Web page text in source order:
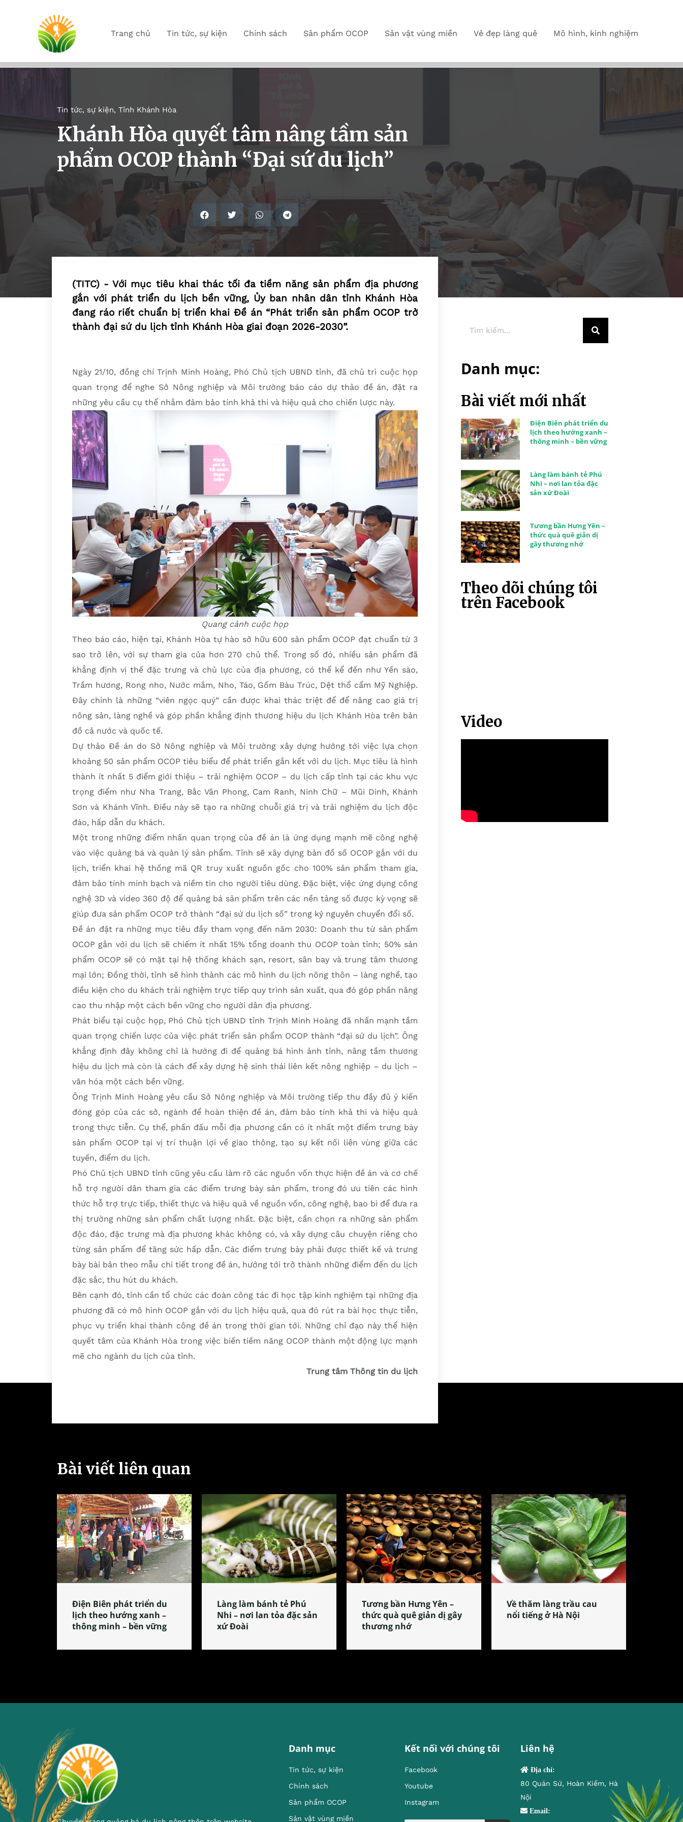
Trang chủ Tin tức, sự kiện Chính sách Sản phẩm OCOP Sản vật vùng miền Vẻ đẹp làng quê Mô hình, kinh nghiệm
Tin tức, sự kiện, Tỉnh Khánh Hòa
Khánh Hòa quyết tâm nâng tầm sản
phẩm OCOP thành “Đại sứ du lịch”
(TITC) - Với mục tiêu khai thác tối đa tiềm năng sản phẩm địa phương
gắn với phát triển du lịch bền vững, Ủy ban nhân dân tỉnh Khánh Hòa
đang ráo riết chuẩn bị triển khai Đề án “Phát triển sản phẩm OCOP trở
thành đại sứ du lịch tỉnh Khánh Hòa giai đoạn 2026-2030”.
Ngày 21/10, đồng chí Trịnh Minh Hoàng, Phó Chủ tịch UBND tỉnh, đã chủ trì cuộc họp
quan trọng để nghe Sở Nông nghiệp và Môi trường báo cáo dự thảo đề án, đặt ra
những yêu cầu cụ thể nhằm đảm bảo tính khả thi và hiệu quả cho chiến lược này.
Quang cảnh cuộc họp
Theo báo cáo, hiện tại, Khánh Hòa tự hào sở hữu 600 sản phẩm OCOP đạt chuẩn từ 3
sao trở lên, với sự tham gia của hơn 270 chủ thể. Trong số đó, nhiều sản phẩm đã
khẳng định vị thế đặc trưng và chủ lực của địa phương, có thể kể đến như Yến sào,
Trầm hương, Rong nho, Nước mắm, Nho, Táo, Gốm Bàu Trúc, Dệt thổ cẩm Mỹ Nghiệp.
Đây chính là những “viên ngọc quý” cần được khai thác triệt để để nâng cao giá trị
nông sản, làng nghề và góp phần khẳng định thương hiệu du lịch Khánh Hòa trên bản
đồ cả nước và quốc tế.
Dự thảo Đề án do Sở Nông nghiệp và Môi trường xây dựng hướng tới việc lựa chọn
khoảng 50 sản phẩm OCOP tiêu biểu để phát triển gắn kết với du lịch. Mục tiêu là hình
thành ít nhất 5 điểm giới thiệu – trải nghiệm OCOP – du lịch cấp tỉnh tại các khu vực
trọng điểm như Nha Trang, Bắc Vân Phong, Cam Ranh, Ninh Chữ – Mũi Dinh, Khánh
Sơn và Khánh Vĩnh. Điều này sẽ tạo ra những chuỗi giá trị và trải nghiệm du lịch độc
đáo, hấp dẫn du khách.
Một trong những điểm nhấn quan trọng của đề án là ứng dụng mạnh mẽ công nghệ
vào việc quảng bá và quản lý sản phẩm. Tỉnh sẽ xây dựng bản đồ số OCOP gắn với du
lịch, triển khai hệ thống mã QR truy xuất nguồn gốc cho 100% sản phẩm tham gia,
đảm bảo tính minh bạch và niềm tin cho người tiêu dùng. Đặc biệt, việc ứng dụng công
nghệ 3D và video 360 độ để quảng bá sản phẩm trên các nền tảng số được kỳ vọng sẽ
giúp đưa sản phẩm OCOP trở thành “đại sứ du lịch số” trong kỷ nguyên chuyển đổi số.
Đề án đặt ra những mục tiêu đầy tham vọng đến năm 2030: Doanh thu từ sản phẩm
OCOP gắn với du lịch sẽ chiếm ít nhất 15% tổng doanh thu OCOP toàn tỉnh; 50% sản
phẩm OCOP sẽ có mặt tại hệ thống khách sạn, resort, sân bay và trung tâm thương
mại lớn; Đồng thời, tỉnh sẽ hình thành các mô hình du lịch nông thôn – làng nghề, tạo
điều kiện cho du khách trải nghiệm trực tiếp quy trình sản xuất, qua đó góp phần nâng
cao thu nhập một cách bền vững cho người dân địa phương.
Phát biểu tại cuộc họp, Phó Chủ tịch UBND tỉnh Trịnh Minh Hoàng đã nhấn mạnh tầm
quan trọng chiến lược của việc phát triển sản phẩm OCOP thành “đại sứ du lịch”. Ông
khẳng định đây không chỉ là hướng đi để quảng bá hình ảnh tỉnh, nâng tầm thương
hiệu du lịch mà còn là cách để xây dựng hệ sinh thái liên kết nông nghiệp – du lịch –
văn hóa một cách bền vững.
Ông Trịnh Minh Hoàng yêu cầu Sở Nông nghiệp và Môi trường tiếp thu đầy đủ ý kiến
đóng góp của các sở, ngành để hoàn thiện đề án, đảm bảo tính khả thi và hiệu quả
trong thực tiễn. Cụ thể, phấn đấu mỗi địa phương cần có ít nhất một điểm trưng bày
sản phẩm OCOP tại vị trí thuận lợi về giao thông, tạo sự kết nối liên vùng giữa các
tuyến, điểm du lịch.
Phó Chủ tịch UBND tỉnh cũng yêu cầu làm rõ các nguồn vốn thực hiện đề án và cơ chế
hỗ trợ người dân tham gia các điểm trưng bày sản phẩm, trong đó ưu tiên các hình
thức hỗ trợ trực tiếp, thiết thực và hiệu quả về nguồn vốn, công nghệ, bao bì để đưa ra
thị trường những sản phẩm chất lượng nhất. Đặc biệt, cần chọn ra những sản phẩm
độc đáo, đặc trưng mà địa phương khác không có, và xây dựng câu chuyện riêng cho
từng sản phẩm để tăng sức hấp dẫn. Các điểm trưng bày phải được thiết kế và trưng
bày bài bản theo mẫu chi tiết trong đề án, hướng tới trở thành những điểm đến du lịch
đặc sắc, thu hút du khách.
Bên cạnh đó, tỉnh cần tổ chức các đoàn công tác đi học tập kinh nghiệm tại những địa
phương đã có mô hình OCOP gắn với du lịch hiệu quả, qua đó rút ra bài học thực tiễn,
phục vụ triển khai thành công đề án trong thời gian tới. Những chỉ đạo này thể hiện
quyết tâm của Khánh Hòa trong việc biến tiềm năng OCOP thành một động lực mạnh
mẽ cho ngành du lịch của tỉnh.
Trung tâm Thông tin du lịch
Danh mục:
Bài viết mới nhất
Điện Biên phát triển du
lịch theo hướng xanh –
thông minh – bền vững
Làng làm bánh tẻ Phú
Nhi – nơi lan tỏa đặc
sản xứ Đoài
Tương bần Hưng Yên –
thức quà quê giản dị
gây thương nhớ
Theo dõi chúng tôi
trên Facebook
Video
Bài viết liên quan
Điện Biên phát triển du
lịch theo hướng xanh –
thông minh – bền vững
Làng làm bánh tẻ Phú
Nhi – nơi lan tỏa đặc sản
xứ Đoài
Tương bần Hưng Yên –
thức quà quê giản dị gây
thương nhớ
Về thăm làng trầu cau
nổi tiếng ở Hà Nội
Danh mục
Tin tức, sự kiện
Chính sách
Sản phẩm OCOP
Sản vật vùng miền
Kết nối với chúng tôi
Facebook
Youtube
Instagram
Liên hệ
Địa chỉ:
80 Quán Sứ, Hoàn Kiếm, Hà
Nội
Email: